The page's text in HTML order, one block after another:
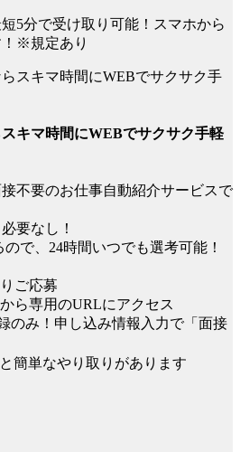
5分で受け取り可能！スマホから
※規定あり
キマ時間にWEBでサクサク手軽
接不要のお仕事自動紹介サービスで
要なし！
で、24時間いつでも選考可能！
ご応募
ら専用のURLにアクセス
のみ！申し込み情報入力で「面接
簡単なやり取りがあります